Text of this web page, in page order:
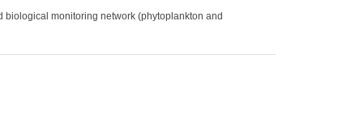
biological monitoring network (phytoplankton and